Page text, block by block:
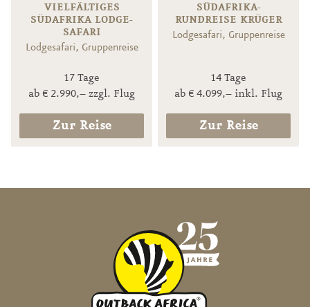
VIELFÄLTIGES
SÜDAFRIKA LODGE-
SAFARI
Lodgesafari, Gruppenreise
17 Tage
ab € 2.990,– zzgl. Flug
Zur Reise
SÜDAFRIKA-
RUNDREISE KRÜGER
Lodgesafari, Gruppenreise
14 Tage
ab € 4.099,– inkl. Flug
Zur Reise